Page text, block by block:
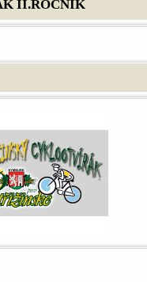
II.ROČNÍK